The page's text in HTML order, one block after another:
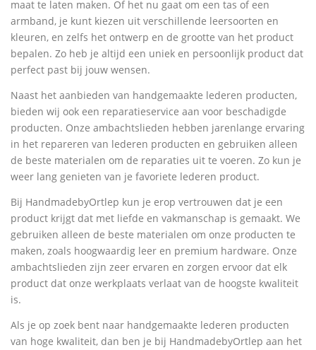
maat te laten maken. Of het nu gaat om een tas of een
armband, je kunt kiezen uit verschillende leersoorten en
kleuren, en zelfs het ontwerp en de grootte van het product
bepalen. Zo heb je altijd een uniek en persoonlijk product dat
perfect past bij jouw wensen.
Naast het aanbieden van handgemaakte lederen producten,
bieden wij ook een reparatieservice aan voor beschadigde
producten. Onze ambachtslieden hebben jarenlange ervaring
in het repareren van lederen producten en gebruiken alleen
de beste materialen om de reparaties uit te voeren. Zo kun je
weer lang genieten van je favoriete lederen product.
Bij HandmadebyOrtlep kun je erop vertrouwen dat je een
product krijgt dat met liefde en vakmanschap is gemaakt. We
gebruiken alleen de beste materialen om onze producten te
maken, zoals hoogwaardig leer en premium hardware. Onze
ambachtslieden zijn zeer ervaren en zorgen ervoor dat elk
product dat onze werkplaats verlaat van de hoogste kwaliteit
is.
Als je op zoek bent naar handgemaakte lederen producten
van hoge kwaliteit, dan ben je bij HandmadebyOrtlep aan het